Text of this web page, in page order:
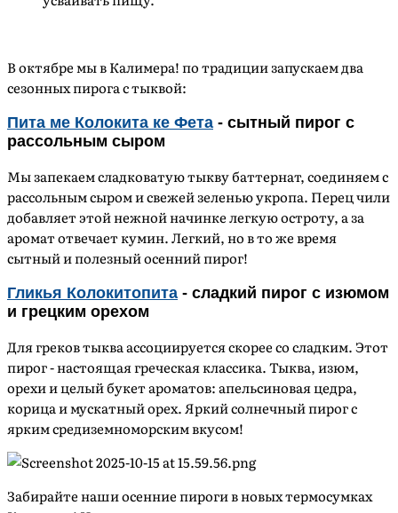
В октябре мы в Калимера! по традиции запускаем два
сезонных пирога с тыквой:
Пита ме Колокита ке Фета - сытный пирог с
рассольным сыром
Мы запекаем сладковатую тыкву баттернат, соединяем с
рассольным сыром и свежей зеленью укропа. Перец чили
добавляет этой нежной начинке легкую остроту, а за
аромат отвечает кумин. Легкий, но в то же время
сытный и полезный осенний пирог!
Гликья Колокитопита - сладкий пирог с изюмом
и грецким орехом
Для греков тыква ассоциируется скорее со сладким. Этот
пирог - настоящая греческая классика. Тыква, изюм,
орехи и целый букет ароматов: апельсиновая цедра,
корица и мускатный орех. Яркий солнечный пирог с
ярким средиземноморским вкусом!
Забирайте наши осенние пироги в новых термосумках